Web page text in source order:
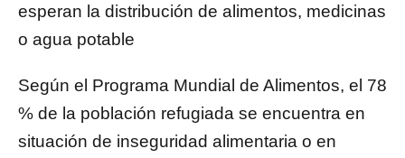
esperan la distribución de alimentos, medicinas
o agua potable
Según el Programa Mundial de Alimentos, el 78
% de la población refugiada se encuentra en
situación de inseguridad alimentaria o en